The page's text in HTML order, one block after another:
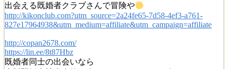
出会える既婚者クラブさんで冒険や
http://kikonclub.com?utm_source=2a24fe65-7d58-4ef3-a761-
827e17964938&utm_medium=affiliate&utm_campaign=affiliate
http://copan2678.com/
https://lin.ee/8t87Hbz
既婚者同士の出会いなら